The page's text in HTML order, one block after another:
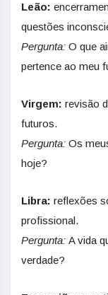
Leão:
questões
Pergunta: O que
pertence ao meu
Virgem: revisão
futuros.
Pergunta: Os
hoje?
Libra: reflexões
profissional.
Pergunta: A vida
verdade?